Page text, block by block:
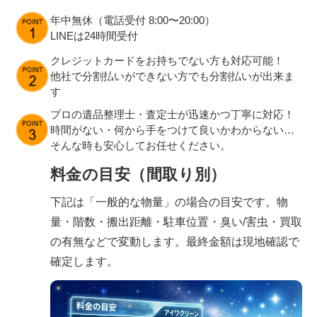
年中無休（電話受付 8:00〜20:00）
LINEは24時間受付
クレジットカードをお持ちでない方も対応可能！
他社で分割払いができない方でも分割払いが出来ま
す
プロの遺品整理士・査定士が迅速かつ丁寧に対応！
時間がない・何から手をつけて良いかわからない…
そんな時も安心してお任せください。
料金の目安（間取り別）
下記は「一般的な物量」の場合の目安です。物
量・階数・搬出距離・駐車位置・臭い/害虫・買取
の有無などで変動します。最終金額は現地確認で
確定します。